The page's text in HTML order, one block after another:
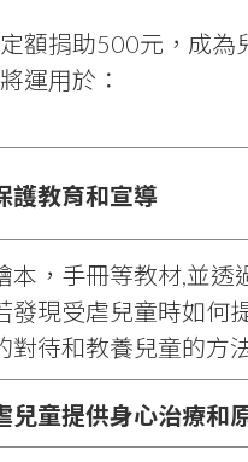
額捐助500元，成為
運用於：
護教育和宣導
本，手冊等教材,並
發現受虐兒童時如何
對待和教養兒童的方
兒童提供身心治療和